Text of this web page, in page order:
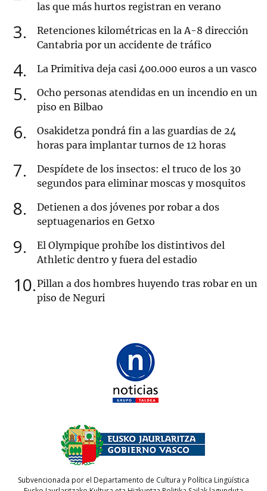
las que más hurtos registran en verano
3
Retenciones kilométricas en la A-8 dirección
Cantabria por un accidente de tráfico
4 La Primitiva deja casi 400.000 euros a un vasco
5
Ocho personas atendidas en un incendio en un
piso en Bilbao
6
Osakidetza pondrá fin a las guardias de 24
horas para implantar turnos de 12 horas
7
Despídete de los insectos: el truco de los 30
segundos para eliminar moscas y mosquitos
8
Detienen a dos jóvenes por robar a dos
septuagenarios en Getxo
9
El Olympique prohíbe los distintivos del
Athletic dentro y fuera del estadio
10 Pillan a dos hombres huyendo tras robar en un
piso de Neguri
Subvencionada por el Departamento de Cultura y Política Lingüística